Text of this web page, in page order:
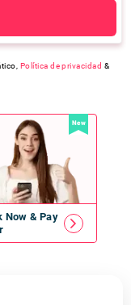
Política de privacidad &
New
Now & Pay